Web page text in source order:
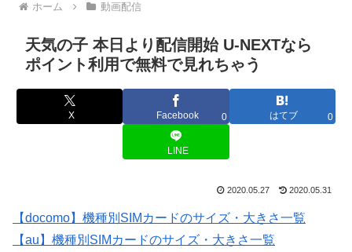
ホーム 動画配信
天気の子 本日より配信開始 U-NEXTなら
ポイント利用で無料で見れちゃう
X Facebook 0 はてブ 0
LINE
2020.05.27 2020.05.31
【docomo】機種別SIMカードのサイズ・大きさ一覧
【au】機種別SIMカードのサイズ・大きさ一覧